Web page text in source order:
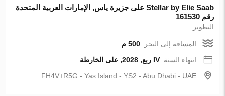
Stellar by Elie Saab على جزيرة ياس, الإمارات العربية المتحدة
رقم 161530
التطوير
المسافة إلى البحر:500 م
انتهاء السنة:IV ربع, 2028, على الخارطة
FH4V+R5G - Yas Island - YS2 - Abu Dhabi - UAE